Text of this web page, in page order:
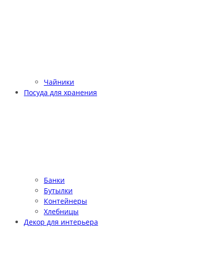
Чайники
Посуда для хранения
Банки
Бутылки
Контейнеры
Хлебницы
Декор для интерьера